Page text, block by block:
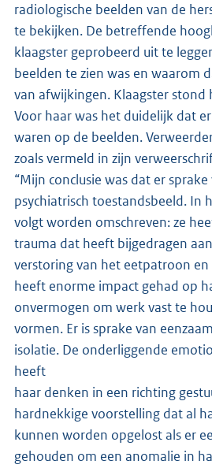
radiologische beelden van de
te bekijken. De betreffende
klaagster geprobeerd uit te
beelden te zien was en waarom
van afwijkingen. Klaagster stond
Voor haar was het duidelijk dat
waren op de beelden.
zoals vermeld in zijn
“Mijn conclusie was dat er sprake
psychiatrisch toestandsbeeld. In
volgt worden omschreven: ze
trauma dat heeft bijgedragen
verstoring van het eetpatroon
heeft enorme impact gehad op
onvermogen om werk vast te
vormen. Er is sprake van
isolatie. De onderliggende
heeft
haar denken in een richting
hardnekkige voorstelling dat al
kunnen worden opgelost als er
gehouden om een anomalie in